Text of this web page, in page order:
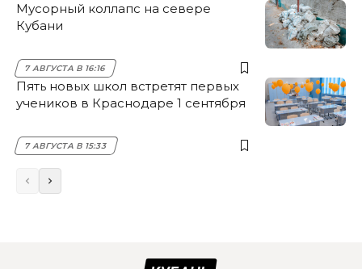
Мусорный коллапс на севере
Кубани
7 АВГУСТА В 16:16
Пять новых школ встретят первых
учеников в Краснодаре 1 сентября
7 АВГУСТА В 15:33